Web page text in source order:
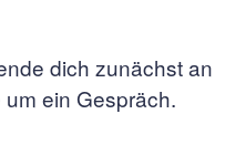
dich zunächst an
ein Gespräch.